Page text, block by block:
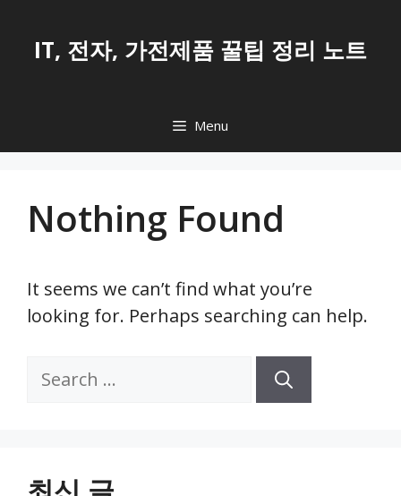
content
IT, 전자, 가전제품 꿀팁 정리 노트
Menu
Nothing Found
It seems we can’t find what you’re
looking for. Perhaps searching can help.
Search